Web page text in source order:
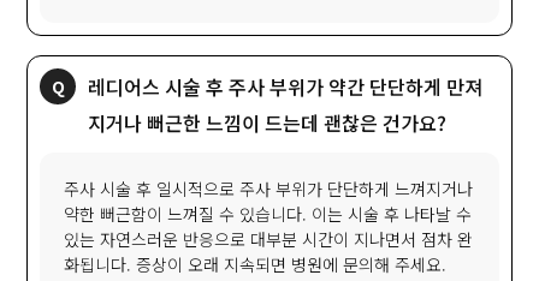
레디어스 시술 후 주사 부위가 약간 단단하게 만져
지거나 뻐근한 느낌이 드는데 괜찮은 건가요?
주사 시술 후 일시적으로 주사 부위가 단단하게 느껴지거나
약한 뻐근함이 느껴질 수 있습니다. 이는 시술 후 나타날 수
있는 자연스러운 반응으로 대부분 시간이 지나면서 점차 완
화됩니다. 증상이 오래 지속되면 병원에 문의해 주세요.